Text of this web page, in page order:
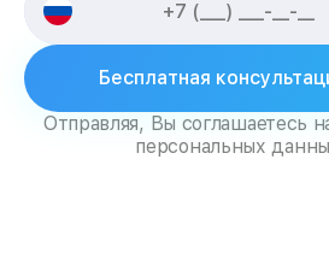
Бесплатная
Отправляя, Вы соглашаетесь
персональных